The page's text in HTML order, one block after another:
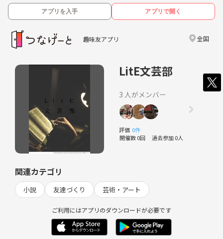
アプリを入手 アプリで開く
趣味友アプリ 全国
LitE文芸部
3 人がメンバー
評価 0件
開催数 0回 過去参加 0人
関連カテゴリ
小説 友達づくり 芸術・アート
ご利用にはアプリのダウンロードが必要です